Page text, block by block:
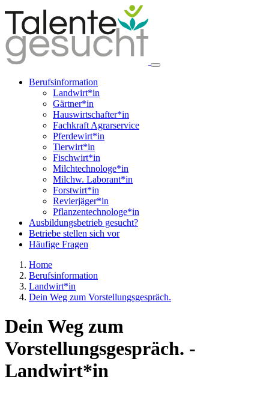
Berufsinformation
Landwirt*in
Gärtner*in
Hauswirtschafter*in
Fachkraft Agrarservice
Pferdewirt*in
Tierwirt*in
Fischwirt*in
Milchtechnologe*in
Milchw. Laborant*in
Forstwirt*in
Revierjäger*in
Pflanzentechnologe*in
Ausbildungsbetrieb gesucht?
Betriebe stellen sich vor
Häufige Fragen
Home
Berufsinformation
Landwirt*in
Dein Weg zum Vorstellungsgespräch.
Dein Weg zum
Vorstellungsgespräch. -
Landwirt*in